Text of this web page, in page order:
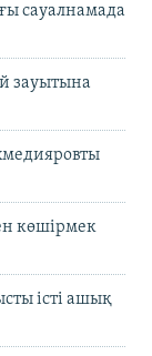
сауалнамада
зауытына
көшірмек
істі ашық